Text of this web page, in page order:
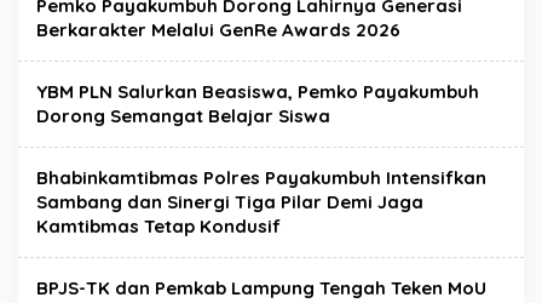
Pemko Payakumbuh Dorong Lahirnya Generasi
Berkarakter Melalui GenRe Awards 2026
YBM PLN Salurkan Beasiswa, Pemko Payakumbuh
Dorong Semangat Belajar Siswa
Bhabinkamtibmas Polres Payakumbuh Intensifkan
Sambang dan Sinergi Tiga Pilar Demi Jaga
Kamtibmas Tetap Kondusif
BPJS-TK dan Pemkab Lampung Tengah Teken MoU